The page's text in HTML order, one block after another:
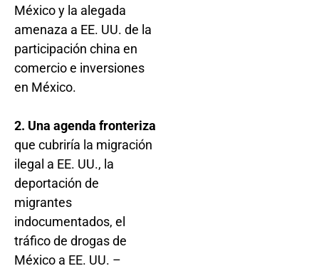
México y la alegada
amenaza a EE. UU. de la
participación china en
comercio e inversiones
en México.
2. Una agenda fronteriza
que cubriría la migración
ilegal a EE. UU., la
deportación de
migrantes
indocumentados, el
tráfico de drogas de
México a EE. UU. –